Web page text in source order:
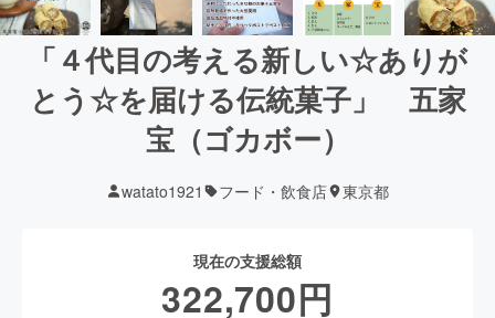
「４代目の考える新しい☆ありが
とう☆を届ける伝統菓子」 五家
宝（ゴカボー）
watato1921 フード・飲食店 東京都
現在の支援総額
322,700円